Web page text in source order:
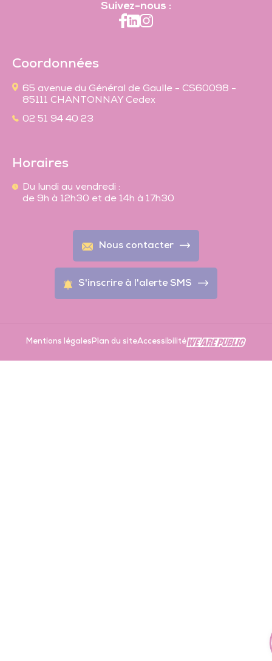
Suivez-nous :
Coordonnées
65 avenue du Général de Gaulle - CS60098 -
85111 CHANTONNAY Cedex
02 51 94 40 23
Horaires
Du lundi au vendredi :
de 9h à 12h30 et de 14h à 17h30
Nous contacter
S'inscrire à l'alerte SMS
Mentions légalesPlan du siteAccessibilité